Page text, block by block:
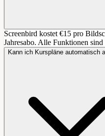
Screenbird kostet €15 pro
Jahresabo. Alle Funktionen sind
Kann ich Kurspläne automatisch